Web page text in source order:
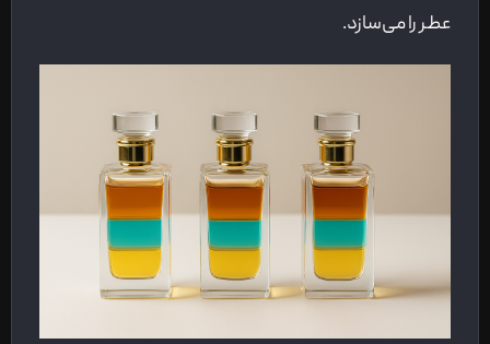
عطر را می‌سازد.